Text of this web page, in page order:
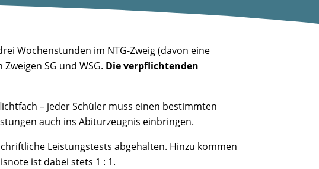
Wochenstunden im NTG-Zweig (davon eine
SG und WSG. Die verpflichtenden
– jeder Schüler muss einen bestimmten
auch ins Abiturzeugnis einbringen.
Leistungstests abgehalten. Hinzu kommen
ist dabei stets 1 : 1.